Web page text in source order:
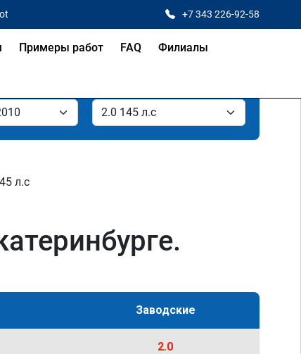
+7 343 226-92-58
Примеры работ FAQ Филиалы
л.с
Заводские
2.0